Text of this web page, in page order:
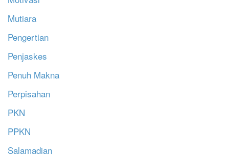
Mutiara
Pengertian
Penjaskes
Penuh Makna
Perpisahan
PKN
PPKN
Salamadian